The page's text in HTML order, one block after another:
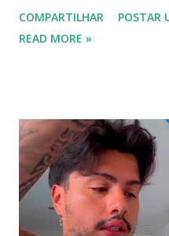
foram gays, bissexuais ou
FAMOSOS GAYS QUE
00:04 Abertura do vídeo:
recomendado “retirar
tempo é algo particular de
a ele sair ou não. As
escolheram ser públicas e
COMPARTILHAR
POSTAR
READ MORE »